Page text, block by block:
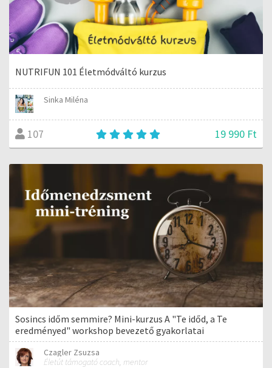
NUTRIFUN 101 Életmódváltó kurzus
Sinka Miléna
107 19 990 Ft
Sosincs időm semmire? Mini-kurzus A "Te időd, a Te
eredményed" workshop bevezető gyakorlatai
Czagler Zsuzsa
Életút támogató coach, mentor